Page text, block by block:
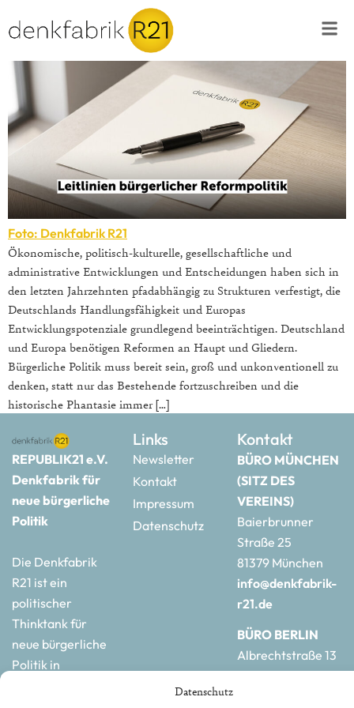
Datenschutz
Foto: Denkfabrik R21
Ökonomische, politisch-kulturelle, gesellschaftliche und
administrative Entwicklungen und Entscheidungen haben sich in
den letzten Jahrzehnten pfadabhängig zu Strukturen verfestigt, die
Deutschlands Handlungsfähigkeit und Europas
Entwicklungspotenziale grundlegend beeinträchtigen. Deutschland
und Europa benötigen Reformen an Haupt und Gliedern.
Bürgerliche Politik muss bereit sein, groß und unkonventionell zu
denken, statt nur das Bestehende fortzuschreiben und die
historische Phantasie immer […]
REPUBLIK21 e.V.
Denkfabrik für
neue bürgerliche
Politik
Die Denkfabrik
R21 ist ein
politischer
Thinktank für
neue bürgerliche
Politik in
Links
Newsletter
Kontakt
Impressum
Datenschutz
Kontakt
BÜRO MÜNCHEN
(SITZ DES
VEREINS)
Baierbrunner
Straße 25
81379 München
info@denkfabrik-
r21.de
BÜRO BERLIN
Albrechtstraße 13
10117 Berlin